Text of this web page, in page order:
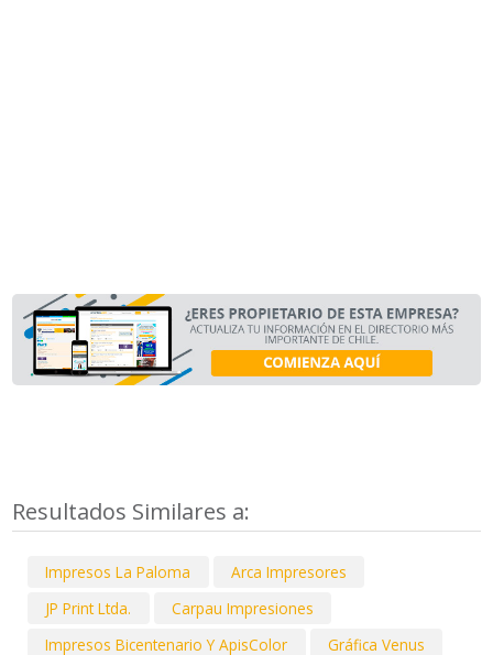
Resultados Similares a:
Impresos La Paloma
Arca Impresores
JP Print Ltda.
Carpau Impresiones
Impresos Bicentenario Y ApisColor
Gráfica Venus